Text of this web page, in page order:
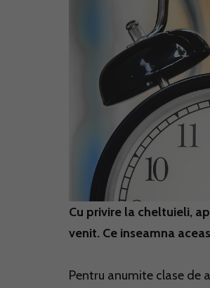
Cu privire la cheltuieli,
venit. Ce inseamna
Pentru anumite clase de